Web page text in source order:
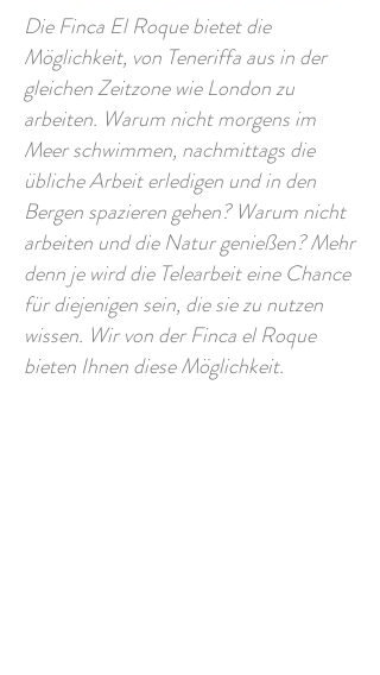
Die Finca El Roque bietet die
Möglichkeit, von Teneriffa aus in der
gleichen Zeitzone wie London zu
arbeiten. Warum nicht morgens im
Meer schwimmen, nachmittags die
übliche Arbeit erledigen und in den
Bergen spazieren gehen? Warum nicht
arbeiten und die Natur genießen? Mehr
denn je wird die Telearbeit eine Chance
für diejenigen sein, die sie zu nutzen
wissen. Wir von der Finca el Roque
bieten Ihnen diese Möglichkeit.